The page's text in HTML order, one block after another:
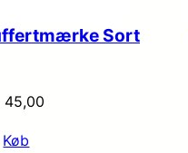
Sort
45,00
Køb